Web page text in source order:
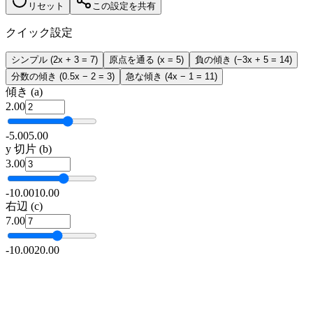
リセット この設定を共有
クイック設定
シンプル (2x + 3 = 7) 原点を通る (x = 5)
負の傾き (−3x + 5 = 14)
分数の傾き (0.5x − 2 = 3)
急な傾き (4x − 1 = 11)
傾き (a)
2.00
-5.005.00
y 切片 (b)
3.00
-10.0010.00
右辺 (c)
7.00
-10.0020.00